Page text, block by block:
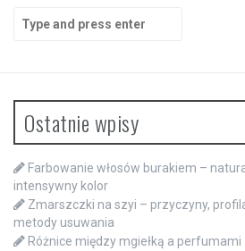
for:
Ostatnie wpisy
Farbowanie włosów burakiem –
intensywny kolor
Zmarszczki na szyi – przyczyny,
metody usuwania
Różnice między mgiełką a